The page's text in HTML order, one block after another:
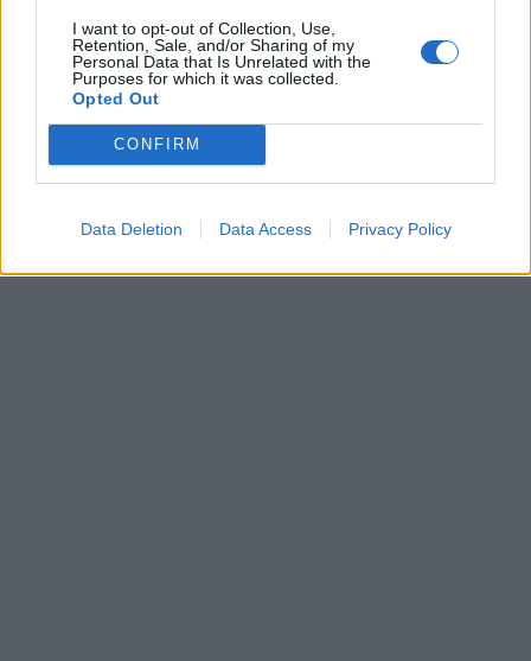
I want to opt-out of Collection, Use,
Retention, Sale, and/or Sharing of my
Personal Data that Is Unrelated with the
Purposes for which it was collected.
Opted Out
CONFIRM
Data Deletion Data Access Privacy Policy